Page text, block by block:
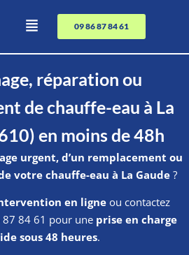
09 86 87 84 61
réparation ou
de chauffe-eau à La
en moins de 48h
urgent, d’un remplacement ou
votre chauffe-eau à La Gaude?
en ligneou contactez
84 61 pour une prise en charge
sous 48 heures.